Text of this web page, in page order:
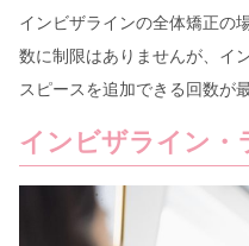
インビザラインの全体矯正の
数に制限はありませんが、イ
スピースを追加できる回数が
インビザライン・